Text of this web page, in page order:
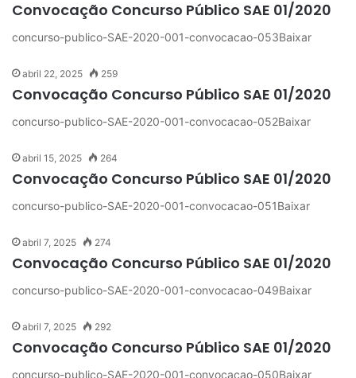
Convocação Concurso Público SAE 01/2020
concurso-publico-SAE-2020-001-convocacao-053Baixar
abril 22, 2025 259
Convocação Concurso Público SAE 01/2020
concurso-publico-SAE-2020-001-convocacao-052Baixar
abril 15, 2025 264
Convocação Concurso Público SAE 01/2020
concurso-publico-SAE-2020-001-convocacao-051Baixar
abril 7, 2025 274
Convocação Concurso Público SAE 01/2020
concurso-publico-SAE-2020-001-convocacao-049Baixar
abril 7, 2025 292
Convocação Concurso Público SAE 01/2020
concurso-publico-SAE-2020-001-convocacao-050Baixar